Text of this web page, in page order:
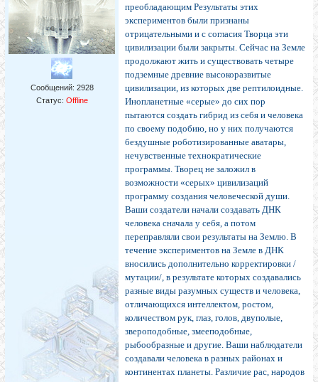
Сообщений: 2928
Статус: Offline
преобладающим Результаты этих
экспериментов были признаны
отрицательными и с согласия Творца эти
цивилизации были закрыты. Сейчас на Земле
продолжают жить и существовать четыре
подземные древние высокоразвитые
цивилизации, из которых две рептилоидные.
Инопланетные «серые» до сих пор
пытаются создать гибрид из себя и человека
по своему подобию, но у них получаются
бездушные роботизированные аватары,
нечувственные технократические
программы. Творец не заложил в
возможности «серых» цивилизаций
программу создания человеческой души.
Ваши создатели начали создавать ДНК
человека сначала у себя, а потом
переправляли свои результаты на Землю. В
течение экспериментов на Земле в ДНК
вносились дополнительно корректировки /
мутации/, в результате которых создавались
разные виды разумных существ и человека,
отличающихся интеллектом, ростом,
количеством рук, глаз, голов, двуполые,
звероподобные, змееподобные,
рыбообразные и другие. Ваши наблюдатели
создавали человека в разных районах и
континентах планеты. Различие рас, народов